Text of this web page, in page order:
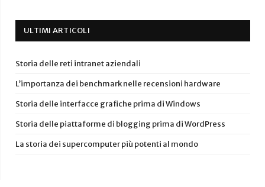
ULTIMI ARTICOLI
Storia delle reti intranet aziendali
L’importanza dei benchmark nelle recensioni hardware
Storia delle interfacce grafiche prima di Windows
Storia delle piattaforme di blogging prima di WordPress
La storia dei supercomputer più potenti al mondo